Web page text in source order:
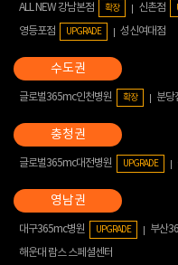
ALL NEW 강남본점 확장 신촌점
영등포점
UPGRADE 성신여대점
글로벌365mc인천병원 확장 분당
글로벌365mc대전병원 UPGRADE
대구365mc병원 UPGRADE 부산
해운대 람스 스페셜센터